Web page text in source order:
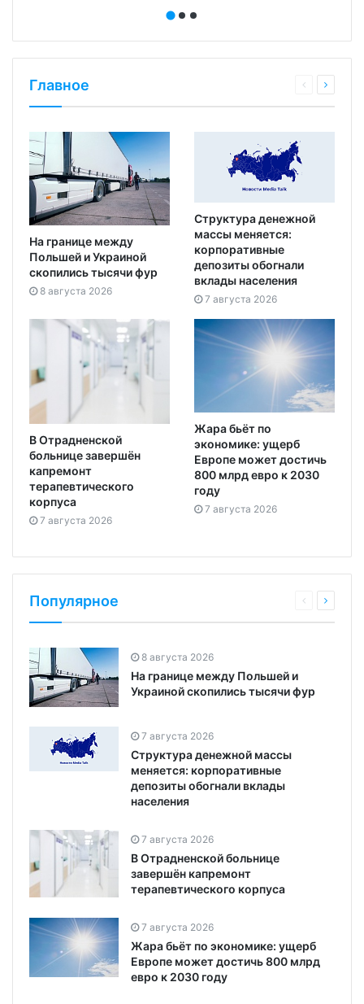
Главное
На границе между
Польшей и Украиной
скопились тысячи фур
8 августа 2026
Структура денежной
массы меняется:
корпоративные
депозиты обогнали
вклады населения
7 августа 2026
В Отрадненской
больнице завершён
капремонт
терапевтического
корпуса
7 августа 2026
Жара бьёт по
экономике: ущерб
Европе может достичь
800 млрд евро к 2030
году
7 августа 2026
Популярное
8 августа 2026
На границе между Польшей и
Украиной скопились тысячи фур
7 августа 2026
Структура денежной массы
меняется: корпоративные
депозиты обогнали вклады
населения
7 августа 2026
В Отрадненской больнице
завершён капремонт
терапевтического корпуса
7 августа 2026
Жара бьёт по экономике: ущерб
Европе может достичь 800 млрд
евро к 2030 году